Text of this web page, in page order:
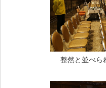
整然と並べら